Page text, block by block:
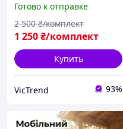
Аккумуляторный
вентилятор 12" 2 АКБ
Вентилятор для кемпинга
Готово к отправке
1 250₴/комплект
2 500 ₴/комплект
Купить
VicTrend 93%